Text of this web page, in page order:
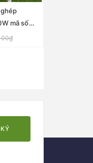
ghép
mã số